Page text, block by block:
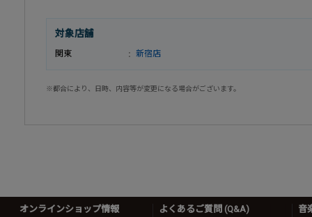
対象店舗
関東 新宿店
※都合により、日時、内容等が変更になる場合がございます。
オンラインショップ情報 よくあるご質問 (Q&A) 音